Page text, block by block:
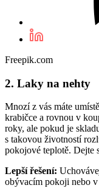
Freepik.com
2. Laky na nehty
Mnozí z vás máte
krabičce a rovnou v
roky, ale pokud je
s takovou životností
pokojové teplotě. Dejte
Lepší řešení:
obývacím pokoji nebo